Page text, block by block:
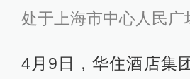
处于上海市中心人民广
4月9日，华住酒店集